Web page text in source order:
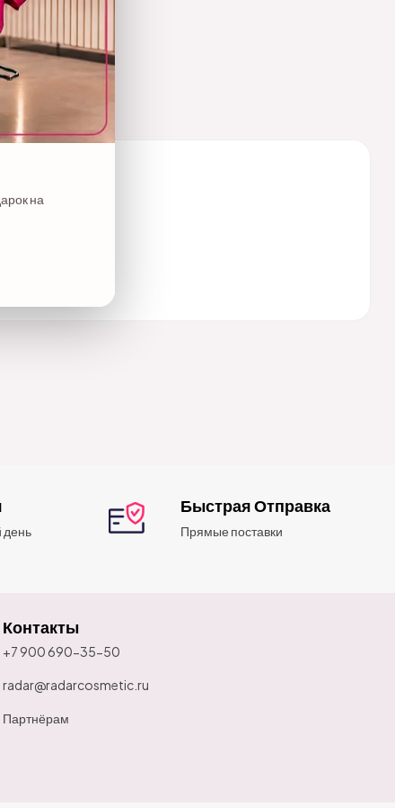
день
Быстрая Отправка
Прямые поставки
Контакты
+7 900 690-35-50
radar@radarcosmetic.ru
Партнёрам
на